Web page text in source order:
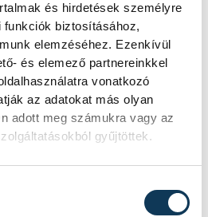
és hirdetések személyre
biztosításához,
elemzéséhez. Ezenkívül
és elemező partnereinkkel
vonatkozó
az adatokat más olyan
adott meg számukra vagy az
gyűjtöttek.
lelet valódi
Miért lehet fontos
és miért
egy részét,
nélkül
Többek között
Zsombor, a
negyedik